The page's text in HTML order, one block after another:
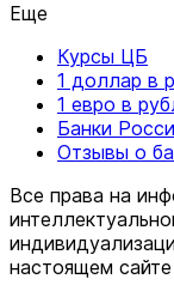
Еще
Курсы ЦБ
1 доллар в
1 евро в
Банки
Отзывы о
Все права на
настоящем